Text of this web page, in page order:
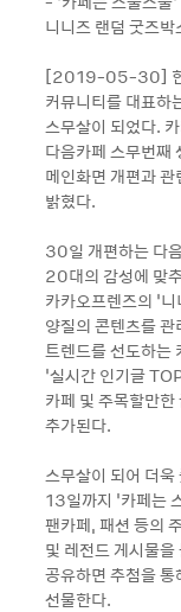
니니즈 랜덤 굿즈박
[2019-05-30] 한
커뮤니티를 대표하
스무살이 되었다.
다음카페 스무번째
메인화면 개편과 관
밝혔다.
30일 개편하는 다
20대의 감성에 맞
카카오프렌즈의 ‘
양질의 콘텐츠를 관
트렌드를 선도하는
‘실시간 인기글
카페 및 주목할만한
추가된다.
스무살이 되어 더
13일까지 ‘카페는
팬카페, 패션 등의
및 레전드 게시물
공유하면 추첨을
선물한다.